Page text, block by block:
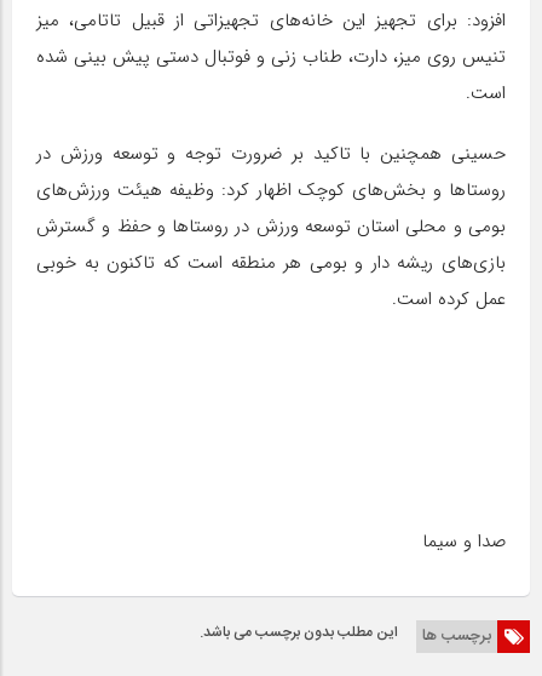
افزود: برای تجهیز این خانه‌های تجهیزاتی از قبیل تاتامی، میز
تنیس روی میز، دارت، طناب زنی و فوتبال دستی پیش بینی شده
است.
حسینی همچنین با تاکید بر ضرورت توجه و توسعه ورزش در
روستا‌ها و بخش‌های کوچک اظهار کرد: وظیفه هیئت ورزش‌های
بومی و محلی استان توسعه ورزش در روستا‌ها و حفظ و گسترش
بازی‌های ریشه دار و بومی هر منطقه است که تاکنون به خوبی
عمل کرده است.
صدا و سیما
برچسب ها این مطلب بدون برچسب می باشد.